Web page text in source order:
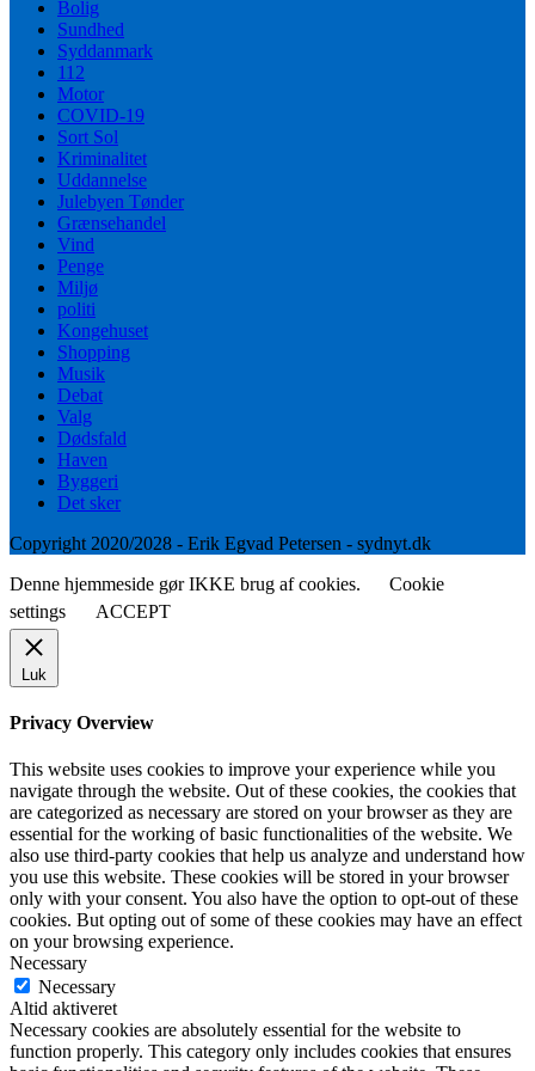
Bolig
Sundhed
Syddanmark
112
Motor
COVID-19
Sort Sol
Kriminalitet
Uddannelse
Julebyen Tønder
Grænsehandel
Vind
Penge
Miljø
politi
Kongehuset
Shopping
Musik
Debat
Valg
Dødsfald
Haven
Byggeri
Det sker
Copyright 2020/2028 - Erik Egvad Petersen - sydnyt.dk
Denne hjemmeside gør IKKE brug af cookies.
Cookie
settings
ACCEPT
Luk
Privacy Overview
This website uses cookies to improve your experience while you
navigate through the website. Out of these cookies, the cookies that
are categorized as necessary are stored on your browser as they are
essential for the working of basic functionalities of the website. We
also use third-party cookies that help us analyze and understand how
you use this website. These cookies will be stored in your browser
only with your consent. You also have the option to opt-out of these
cookies. But opting out of some of these cookies may have an effect
on your browsing experience.
Necessary
Necessary
Altid aktiveret
Necessary cookies are absolutely essential for the website to
function properly. This category only includes cookies that ensures